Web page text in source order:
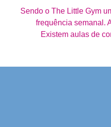
Sendo o The Little Gym
frequência semanal.
Existem aulas de